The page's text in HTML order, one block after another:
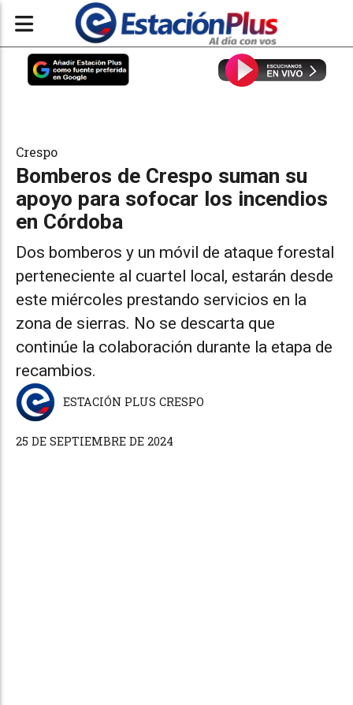
Bomberos de Crespo suman su
apoyo para sofocar los incendios
en Córdoba
Dos bomberos y un móvil de ataque forestal
perteneciente al cuartel local, estarán desde
este miércoles prestando servicios en la
zona de sierras. No se descarta que
continúe la colaboración durante la etapa de
recambios.
Crespo
25 DE SEPTIEMBRE DE 2024
ESTACIÓN PLUS CRESPO